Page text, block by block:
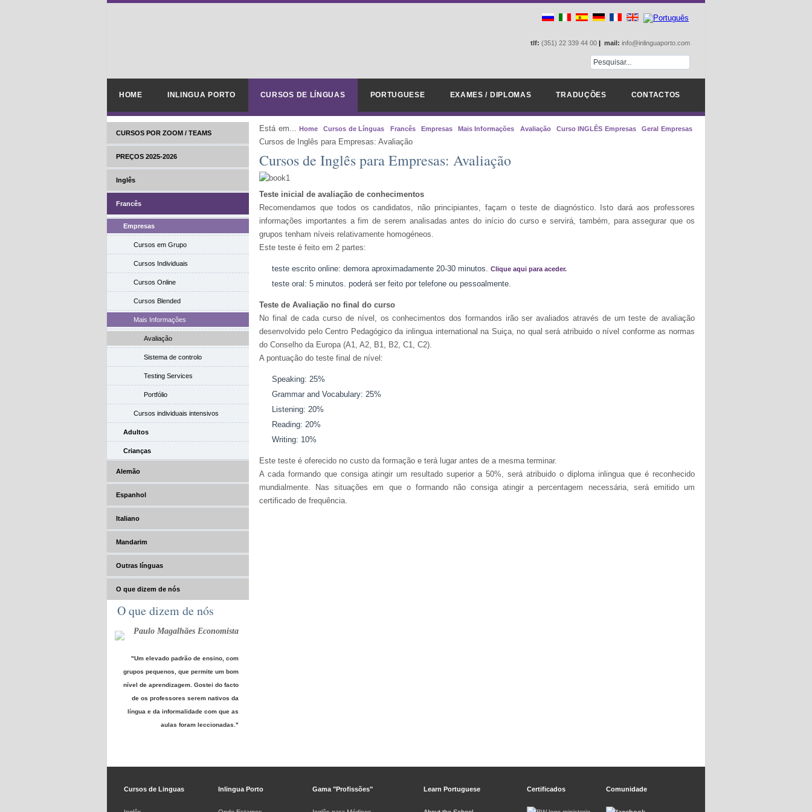
tlf: (351) 22 339 44 00 | mail: info@inlinguaporto.com
HOME INLINGUA PORTO CURSOS DE LÍNGUAS PORTUGUESE EXAMES / DIPLOMAS TRADUÇÕES CONTACTOS
CURSOS POR ZOOM / TEAMS
PREÇOS 2025-2026
Inglês
Francês
Empresas
Cursos em Grupo
Cursos Individuais
Cursos Online
Cursos Blended
Mais Informações
Avaliação
Sistema de controlo
Testing Services
Portfólio
Cursos individuais intensivos
Adultos
Crianças
Alemão
Espanhol
Italiano
Mandarim
Outras línguas
O que dizem de nós
O que dizem de nós
Paulo Magalhães Economista
"Um elevado padrão de ensino, com
grupos pequenos, que permite um bom
nível de aprendizagem. Gostei do facto
de os professores serem nativos da
língua e da informalidade com que as
aulas foram leccionadas."
Está em...Home Cursos de Línguas Francês Empresas Mais Informações Avaliação Curso INGLÊS Empresas Geral Empresas
Cursos de Inglês para Empresas: Avaliação
Cursos de Inglês para Empresas: Avaliação
Teste inicial de avaliação de conhecimentos
Recomendamos que todos os candidatos, não principiantes, façam o teste de diagnóstico. Isto dará aos professores
informações importantes a fim de serem analisadas antes do início do curso e servirá, também, para assegurar que os
grupos tenham níveis relativamente homogéneos.
Este teste é feito em 2 partes:
teste escrito online: demora aproximadamente 20-30 minutos. Clique aqui para aceder.
teste oral: 5 minutos. poderá ser feito por telefone ou pessoalmente.
Teste de Avaliação no final do curso
No final de cada curso de nível, os conhecimentos dos formandos irão ser avaliados através de um teste de avaliação
desenvolvido pelo Centro Pedagógico da inlingua international na Suiça, no qual será atribuido o nível conforme as normas
do Conselho da Europa (A1, A2, B1, B2, C1, C2).
A pontuação do teste final de nível:
Speaking: 25%
Grammar and Vocabulary: 25%
Listening: 20%
Reading: 20%
Writing: 10%
Este teste é oferecido no custo da formação e terá lugar antes de a mesma terminar.
A cada formando que consiga atingir um resultado superior a 50%, será atribuido o diploma inlingua que é reconhecido
mundialmente. Nas situações em que o formando não consiga atingir a percentagem necessária, será emitido um
certificado de frequência.
Cursos de Linguas Inlingua Porto Gama "Profissões" Learn Portuguese Certificados Comunidade